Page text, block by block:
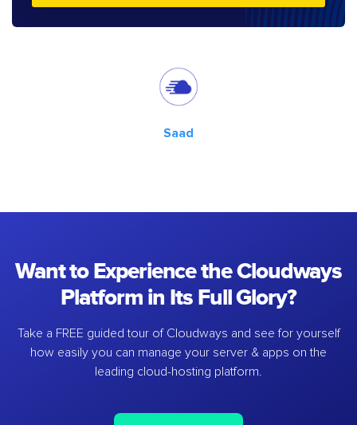
Saad
Want to Experience the Cloudways
Platform in Its Full Glory?
Take a FREE guided tour of Cloudways and see for yourself
how easily you can manage your server & apps on the
leading cloud-hosting platform.